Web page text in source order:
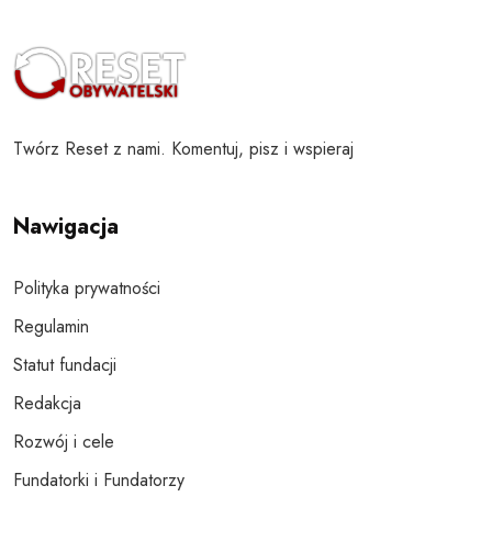
Twórz Reset z nami. Komentuj, pisz i wspieraj
Nawigacja
Polityka prywatności
Regulamin
Statut fundacji
Redakcja
Rozwój i cele
Fundatorki i Fundatorzy